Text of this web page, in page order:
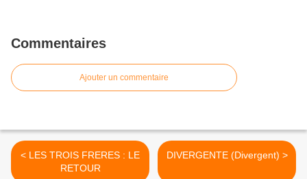
Commentaires
Ajouter un commentaire
< LES TROIS FRERES : LE
RETOUR
DIVERGENTE (Divergent) >